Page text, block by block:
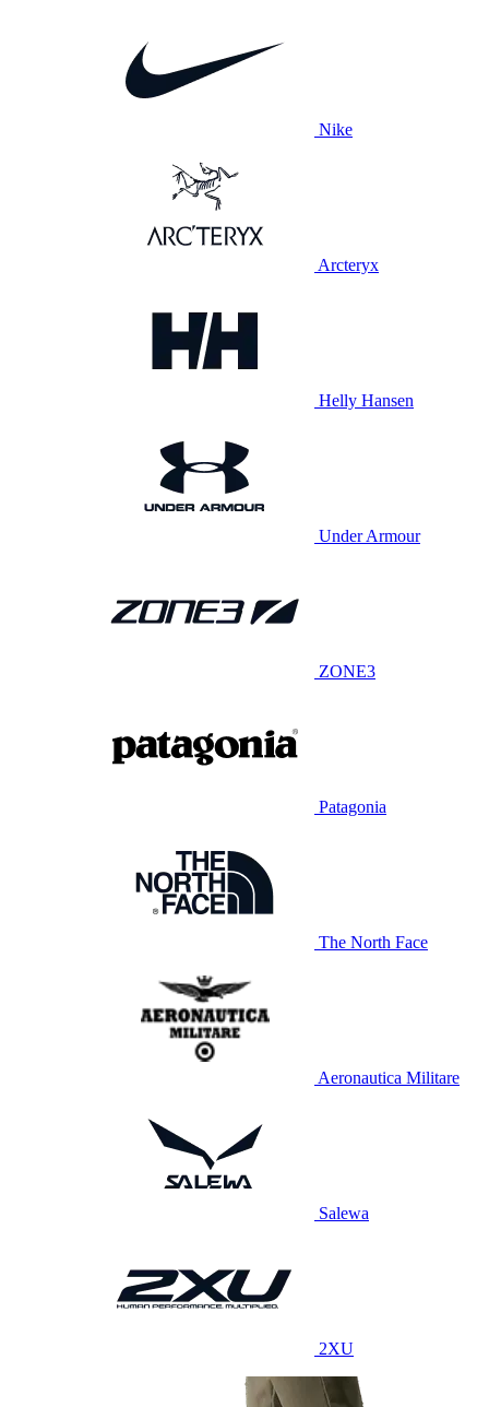
Nike
Arcteryx
Helly Hansen
Under Armour
ZONE3
Patagonia
The North Face
Aeronautica Militare
Salewa
2XU